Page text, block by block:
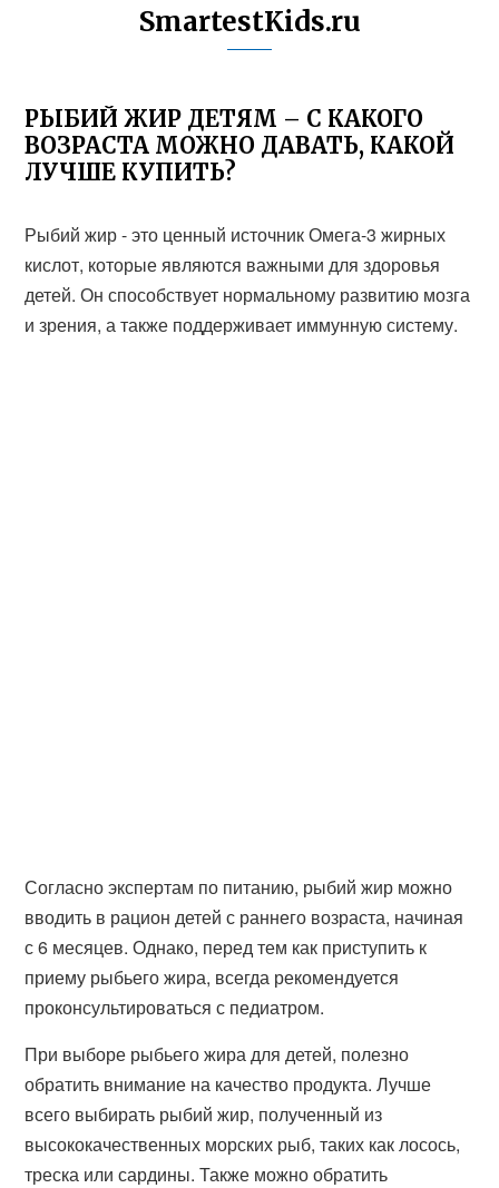
SmartestKids.ru
РЫБИЙ ЖИР ДЕТЯМ – С КАКОГО
ВОЗРАСТА МОЖНО ДАВАТЬ, КАКОЙ
ЛУЧШЕ КУПИТЬ?
Рыбий жир - это ценный источник Омега-3 жирных
кислот, которые являются важными для здоровья
детей. Он способствует нормальному развитию мозга
и зрения, а также поддерживает иммунную систему.
Согласно экспертам по питанию, рыбий жир можно
вводить в рацион детей с раннего возраста, начиная
с 6 месяцев. Однако, перед тем как приступить к
приему рыбьего жира, всегда рекомендуется
проконсультироваться с педиатром.
При выборе рыбьего жира для детей, полезно
обратить внимание на качество продукта. Лучше
всего выбирать рыбий жир, полученный из
высококачественных морских рыб, таких как лосось,
треска или сардины. Также можно обратить